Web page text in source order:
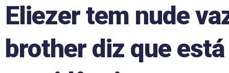
Eliezer tem nude
brother diz que